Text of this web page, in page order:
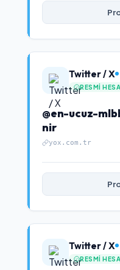
Twitter / X
RESMI
@en-ucuz-
nir
yox.com.tr
Twitter / X
RESMI